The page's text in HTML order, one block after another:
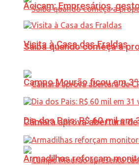
Saiba quando começa a
Câmara aprova abertura
Acicam: Empresários,
Visita à Casa das Fraldas
Campo Mourão ficou em
Dia dos Pais: R$ 60 mil
Armadilhas reforçam